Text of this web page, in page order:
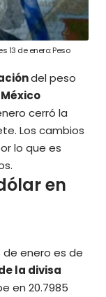
13 de enero: Peso
del peso
cerró la
Los cambios
lo que es
en
de enero es de
la divisa
en 20.7985